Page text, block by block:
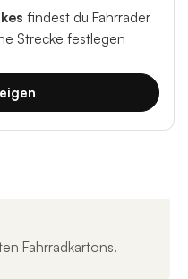
findest du Fahrräder
Strecke festlegen
auf der Straße,
ideal für alle, die
miteinander
Sie bieten
Geometrie,
Fahrradkartons.